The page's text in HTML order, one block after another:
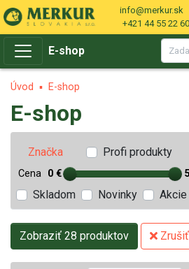
info@merkur.sk
+421 44 55 22
E-shop
Úvod E-shop
E-shop
Značka Profi produkty
Cena 0 €
Skladom Novinky Akcie
Zobraziť 28 produktov